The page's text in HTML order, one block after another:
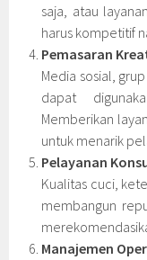
saja, atau
harus kompetitif
Pemasaran
Media sosial,
dapat
Memberikan
untuk menarik
Pelayanan
Kualitas cuci,
membangun
Manajemen